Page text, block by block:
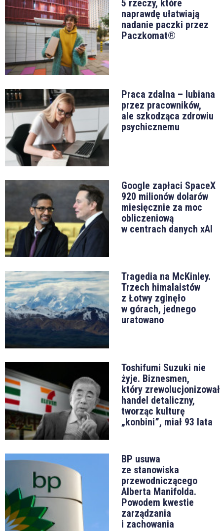
5 rzeczy, które
naprawdę ułatwiają
nadanie paczki przez
Paczkomat®
Praca zdalna – lubiana
przez pracowników,
ale szkodząca zdrowiu
psychicznemu
Google zapłaci SpaceX
920 milionów dolarów
miesięcznie za moc
obliczeniową
w centrach danych xAI
Tragedia na McKinley.
Trzech himalaistów
z Łotwy zginęło
w górach, jednego
uratowano
Toshifumi Suzuki nie
żyje. Biznesmen,
który zrewolucjonizował
handel detaliczny,
tworząc kulturę
„konbini”, miał 93 lata
BP usuwa
ze stanowiska
przewodniczącego
Alberta Manifolda.
Powodem kwestie
zarządzania
i zachowania